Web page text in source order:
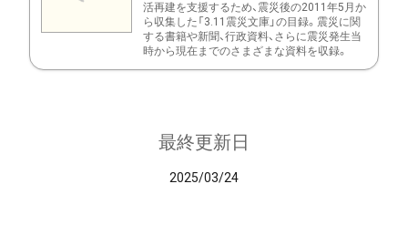
活再建を支援するため、震災後の2011年5月か
ら収集した「3.11震災文庫」の目録。震災に関
する書籍や新聞、行政資料、さらに震災発生当
時から現在までのさまざまな資料を収録。
最終更新日
2025/03/24